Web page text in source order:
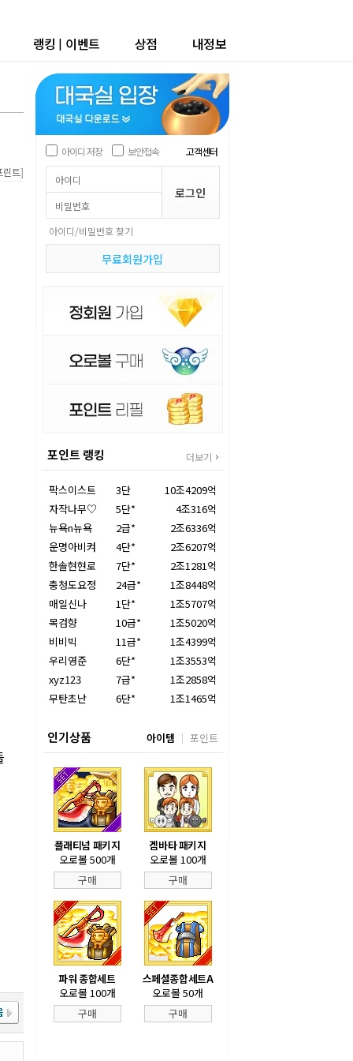
랭킹 | 이벤트 상점 내정보
린트]
아이디 저장 보안접속 고객센터
아이디/비밀번호 찾기
무료회원가입
포인트 랭킹 더보기
팍스이스트 3단
10조4209억
자작나무♡
5단*
4조316억
뉴욕n뉴욕
2급*
2조6336억
운명아비켜
4단*
2조6207억
한솔현현로
7단*
2조1281억
충청도요정
24급*
1조8448억
매일신나
1단*
1조5707억
목검향
10급*
1조5020억
비비빅
11급*
1조4399억
우리영준
6단*
1조3553억
xyz123
7급*
1조2858억
무탄초난
6단* 1조1465억
인기상품 아이템 포인트
플래티넘 패키지
오로볼 500개
구매
겜바타 패키지
오로볼 100개
구매
파워 종합세트
오로볼 100개
구매
스페셜종합세트A
오로볼 50개
구매